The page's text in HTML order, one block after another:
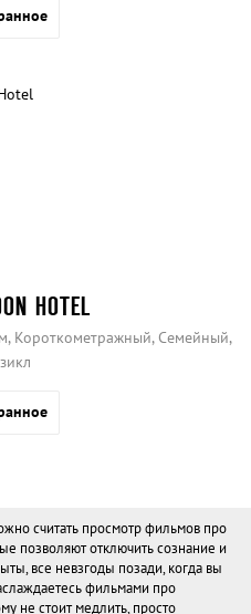
HOTEL
Короткометражный, Семейный,
считать просмотр фильмов про
позволяют отключить сознание и
все невзгоды позади, когда вы
фильмами про
не стоит медлить, просто